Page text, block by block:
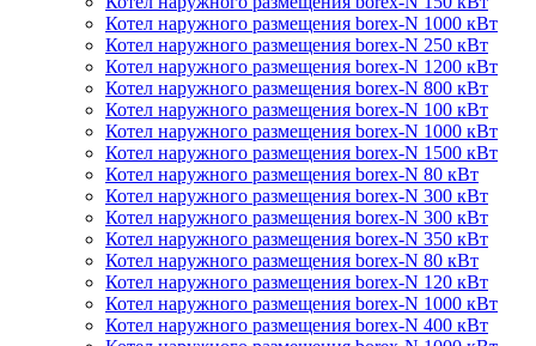
Котел наружного размещения borex-N 1000 кВт
Котел наружного размещения borex-N 250 кВт
Котел наружного размещения borex-N 1200 кВт
Котел наружного размещения borex-N 800 кВт
Котел наружного размещения borex-N 100 кВт
Котел наружного размещения borex-N 1000 кВт
Котел наружного размещения borex-N 1500 кВт
Котел наружного размещения borex-N 80 кВт
Котел наружного размещения borex-N 300 кВт
Котел наружного размещения borex-N 300 кВт
Котел наружного размещения borex-N 350 кВт
Котел наружного размещения borex-N 80 кВт
Котел наружного размещения borex-N 120 кВт
Котел наружного размещения borex-N 1000 кВт
Котел наружного размещения borex-N 400 кВт